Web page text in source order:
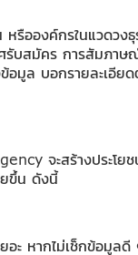
องค์กรในแวดวงธุ
ศรับสมัคร การสัมภา
อมูล บอกรายละเอีย
จะสร้างประโย
ยขึ้น ดังนี้
อะ หากไม่เช็กข้อมู